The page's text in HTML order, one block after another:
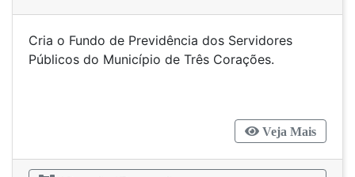
Cria o Fundo de Previdência dos Servidores
Públicos do Município de Três Corações.
Veja Mais